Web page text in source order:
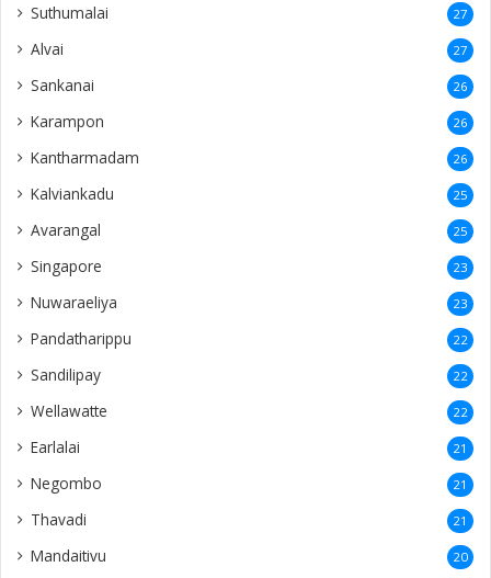
Suthumalai 27
Alvai 27
Sankanai 26
Karampon 26
Kantharmadam 26
Kalviankadu 25
Avarangal 25
Singapore 23
Nuwaraeliya 23
Pandatharippu 22
Sandilipay 22
Wellawatte 22
Earlalai 21
Negombo 21
Thavadi 21
Mandaitivu 20